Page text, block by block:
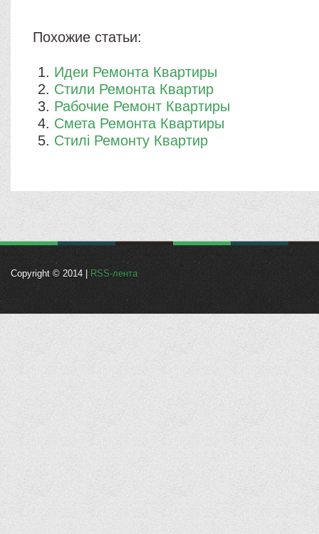
Похожие статьи:
Идеи Ремонта Квартиры
Стили Ремонта Квартир
Рабочие Ремонт Квартиры
Смета Ремонта Квартиры
Стилі Ремонту Квартир
Copyright © 2014 | RSS-лента